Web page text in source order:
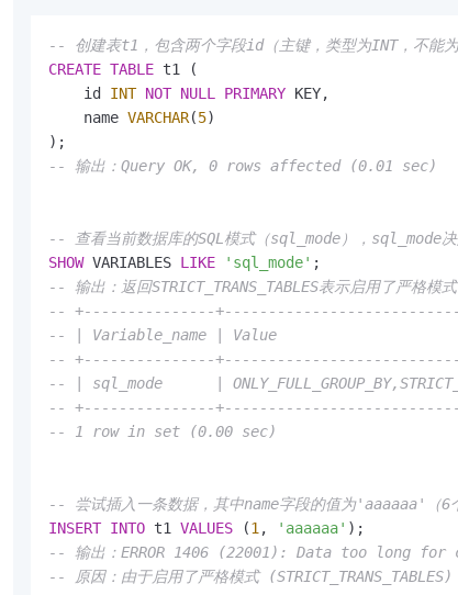
-- 创建表t1，包含两个字段id（主键，类型为INT，不能为
CREATE TABLE t1 (
    id
INT NOT NULL PRIMARY KEY,
    name
VARCHAR(5)
-- 输出：Query OK, 0 rows affected (0.01 sec)
-- 查看当前数据库的SQL模式（sql_mode），sql_mode决
SHOW VARIABLES LIKE 'sql_mode'
-- 输出：返回STRICT_TRANS_TABLES表示启用了严格模式
-- +---------------
-- | Variable_name | Value
-- +---------------
-- | sql_mode      |
-- +---------------
-- 1 row in set (0.00 sec)
-- 尝试插入一条数据，其中name字段的值为'aaaaaa'（6
INSERT INTO t1 VALUES (1, 'aaaaaa'
-- 输出：ERROR 1406 (22001): Data too long
-- 原因：由于启用了严格模式 (STRICT_TRANS_TABLES)